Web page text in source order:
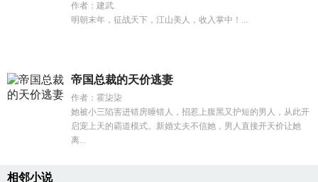
作者：建武.
明朝末年，征战天下，江山美人，收入掌中！...
帝国总裁的天价逃妻
作者：霍柒柒
她被小三陷害进错房睡错人，招惹上腹黑又护短的男人，从此开
启宠上天的霸道模式。新婚丈夫不信她，男人直接开天价让她
离...
相邻小说